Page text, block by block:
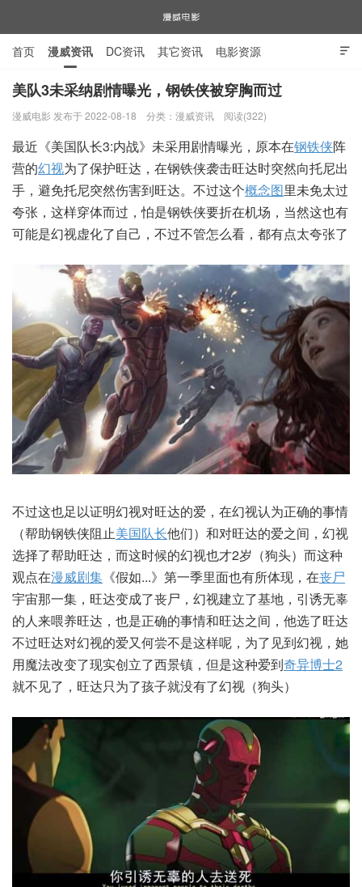

首页 漫威资讯 DC资讯 其它资讯 电影资源
电视剧资源 漫威图片
美队3未采纳剧情曝光，钢铁侠被穿胸而过
漫威电影 发布于 2022-08-18 分类： 漫威资讯 阅读(322)
最近《美国队长3:内战》未采用剧情曝光，原本在钢铁侠阵
营的幻视为了保护旺达，在钢铁侠袭击旺达时突然向托尼出
手，避免托尼突然伤害到旺达。不过这个概念图里未免太过
夸张，这样穿体而过，怕是钢铁侠要折在机场，当然这也有
可能是幻视虚化了自己，不过不管怎么看，都有点太夸张了
不过这也足以证明幻视对旺达的爱，在幻视认为正确的事情
（帮助钢铁侠阻止美国队长他们）和对旺达的爱之间，幻视
选择了帮助旺达，而这时候的幻视也才2岁（狗头）而这种
观点在漫威剧集 《假如...》第一季里面也有所体现，在丧尸
宇宙那一集，旺达变成了丧尸，幻视建立了基地，引诱无辜
的人来喂养旺达，也是正确的事情和旺达之间，他选了旺达
不过旺达对幻视的爱又何尝不是这样呢，为了见到幻视，她
用魔法改变了现实创立了西景镇，但是这种爱到奇异博士2
就不见了，旺达只为了孩子就没有了幻视（狗头）